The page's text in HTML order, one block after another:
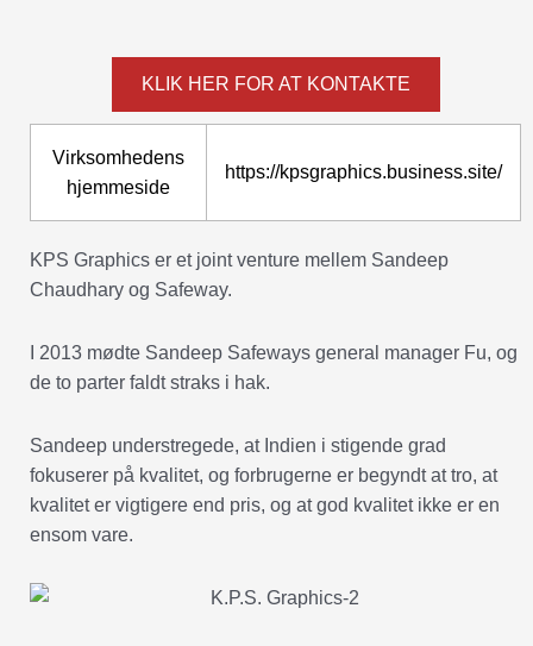
KLIK HER FOR AT KONTAKTE
Virksomhedens
hjemmeside
https://kpsgraphics.business.site/
KPS Graphics er et joint venture mellem Sandeep
Chaudhary og Safeway.
I 2013 mødte Sandeep Safeways general manager Fu, og
de to parter faldt straks i hak.
Sandeep understregede, at Indien i stigende grad
fokuserer på kvalitet, og forbrugerne er begyndt at tro, at
kvalitet er vigtigere end pris, og at god kvalitet ikke er en
ensom vare.